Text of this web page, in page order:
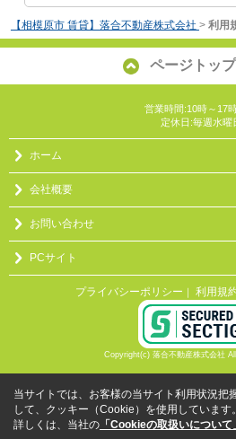
【相模原市 賃貸】落合不動産株式会社 > 利用
ページトッ
営業時間:10時～17
定休日:毎週水曜
ホーム
会社概要
お問い合わせ
PCサイト
プライバシーポリシー ｜ 利用規
Copyright(c) 落合不動産株式会社
当サイトでは、お客様の当サイト利用状況把
して、クッキー（Cookie）を使用しています。
詳しくは、当社の 「Cookieの取扱いについて